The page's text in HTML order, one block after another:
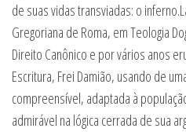
de suas vidas transviadas: o
Gregoriana de Roma, em Teologia
Direito Canônico e por vários anos
Escritura, Frei Damião, usando de
compreensível, adaptada à
admirável na lógica cerrada de sua